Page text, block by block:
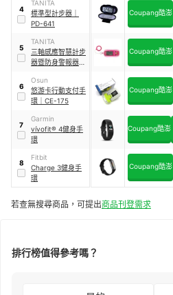
4
TANITA
標準型計步器
PD-641
Coupang酷澎
5
TANITA
三軸感應智慧計步
器暨防身警報器
Coupang酷澎
6
Osun
悠游卡行動支付手
環
CE-175
Coupang酷澎
7
Garmin
vívofit® 4健身手
環
Coupang酷澎
8
Fitbit
Charge 3健身手
環
Coupang酷澎
若查無搜尋商品，可提出商品刊登需求
排行榜值得參考嗎？